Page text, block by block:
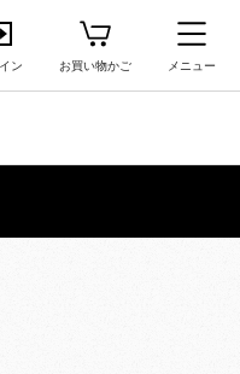
ン お買い物かご メニュー